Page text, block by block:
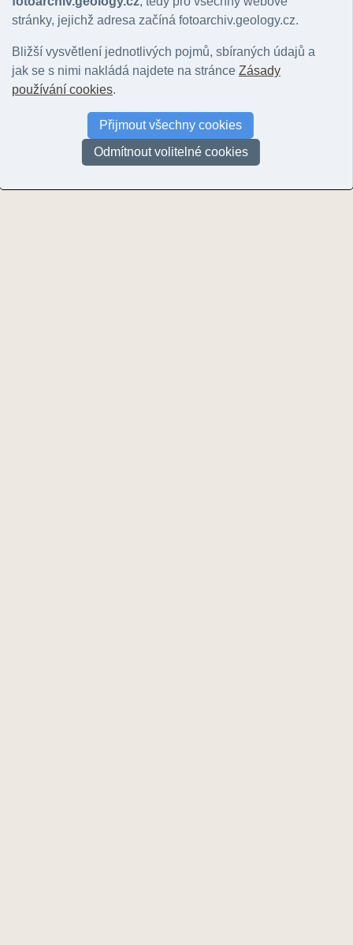
© Dudíková, Barbora | 2013
UPOZORNĚNÍ: Nejsou zobrazeny všechny fotografie v okolí! U většiny
nemohou být zobrazeny. Další fotografie můžete najít například
stránky, jejichž adresa začíná fotoarchiv.geology.cz.
Bližší vysvětlení jednotlivých pojmů, sbíraných údajů a
jak se s nimi nakládá najdete na stránce Zásady
používání cookies.
Přijmout všechny cookies
Odmítnout volitelné cookies